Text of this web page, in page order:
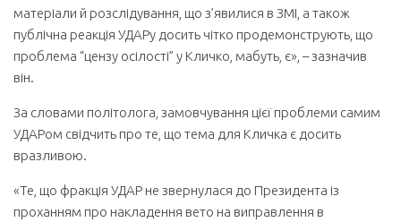
матеріали й розслідування, що з’явилися в ЗМІ, а також
публічна реакція УДАРу досить чітко продемонструють, що
проблема “цензу осілості” у Кличко, мабуть, є», – зазначив
він.
За словами політолога, замовчування цієї проблеми самим
УДАРом свідчить про те, що тема для Кличка є досить
вразливою.
«Те, що фракція УДАР не звернулася до Президента із
проханням про накладення вето на виправлення в